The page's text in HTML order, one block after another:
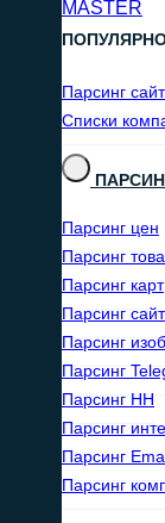
Парсинг
Списки
Парсинг цен
Парсинг
Парсинг карт
Парсинг
Парсинг
Парсинг
Парсинг HH
Парсинг
Парсинг
Парсинг